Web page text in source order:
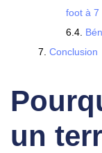
foot à 7
Conclusion
un